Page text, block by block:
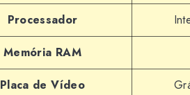
Processador
Memória RAM
Placa de Vídeo